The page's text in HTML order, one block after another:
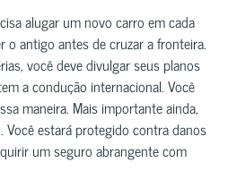
alugar um novo carro em cada
o antigo antes de cruzar a fronteira.
você deve divulgar seus planos
a condução internacional. Você
maneira. Mais importante ainda,
Você estará protegido contra danos
um seguro abrangente com